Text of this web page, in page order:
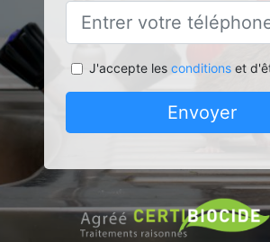
J'accepte les conditionset
Envoyer